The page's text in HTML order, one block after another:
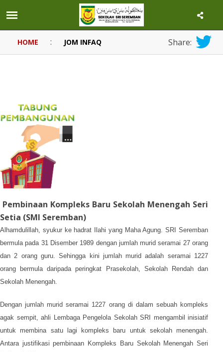
HOME : JOM INFAQ Share:
Pembinaan Kompleks Baru Sekolah Menengah Seri
Setia (SMI Seremban)
Alhamdulillah, syukur ke hadrat Ilahi yang Maha Agung. SRI Seremban
bermula pada 31 Disember 1989 dengan jumlah murid seramai 27 orang
dan 2 orang guru. Sehingga kini jumlah murid adalah seramai 1227
orang bermula daripada peringkat Prasekolah, Sekolah Rendah dan
Sekolah Menengah.
Dengan jumlah murid seramai 1227 orang di dalam sebuah kompleks
agak sempit, ahli Lembaga Pengelola Sekolah SRI mengambil inisiatif
untuk membina satu lagi kompleks baru untuk sekolah menengah.
Antara justifikasi pembinaan Kompleks Baru Sekolah Menengah Seri